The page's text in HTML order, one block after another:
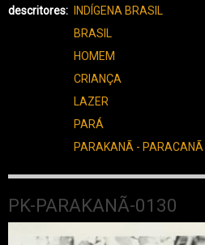
descritores
INDÍGENA BRASIL
BRASIL
HOMEM
CRIANÇA
LAZER
PARÁ
PARAKANÃ - PARACANÃ
PK-PARAKANÃ-0130